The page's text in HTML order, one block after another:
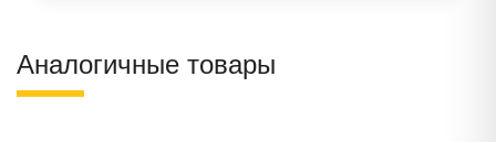
Аналогичные товары